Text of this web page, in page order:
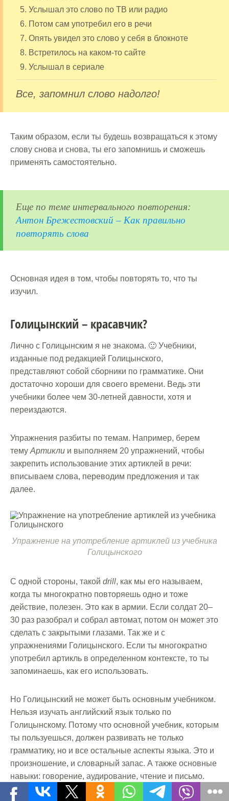
Услышал это слово по ТВ или радио
Потом сам употребил его в речи
Опять увидел это слово у себя в блокноте
Встретилось на каком-то сайте
Услышал в сериале
Все, запомнил слово надолго!
Таким образом, если ты будешь возвращаться к этому
слову снова и снова, ты его запомнишь и сможешь
применять самостоятельно.
Еще по теме интервального повторения:
Антон Брежестовский – Как правильно
повторять слова
Основная идея в том, чтобы повторять то, что ты
изучил.
Голицынский – красавчик?
Лично с Голицынским я не знакома. 🙂 Учебники,
изданные под редакцией Голицынского,
представляют собой сборники по грамматике. Они
достаточно хороши для своего времени. Ведь эти
учебники более чем 30-летней давности, хотя и
переиздаются.
Упражнения разбиты по темам. Например, берем
тему Артикли и выполняем 20 упражнений, чтобы
закрепить использование этих артиклей в речи:
вписываем слова, переводим предложения и так
далее.
Упражнение на употребление артиклей из учебника
Голицынского
С одной стороны, такой drill, как мы его называем,
когда ты многократно повторяешь одно и тоже
действие, полезен. Это как в армии. Если солдат 20–
30 раз разобрал и собрал автомат, потом он может это
сделать с закрытыми глазами. Так же и с
упражнениями Голицынского. Если ты многократно
употребил артикль в определенном контексте, то ты
запоминаешь, как его использовать.
Но Голицынский не может быть основным учебником.
Нельзя изучать английский язык только по
Голицынскому. Потому что основной учебник, которым
ты пользуешься, должен развивать не только
грамматику, но и все остальные аспекты языка. Это и
произношение, и словарный запас. А также основные
навыки: говорение, аудирование, чтение и письмо.